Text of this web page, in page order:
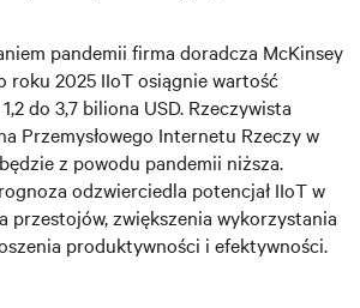
pandemii firma doradcza McKinsey
roku 2025 IIoT osiągnie wartość
do 3,7 biliona USD. Rzeczywista
Przemysłowego Internetu Rzeczy w
z powodu pandemii niższa.
odzwierciedla potencjał IIoT w
przestojów, zwiększenia wykorzystania
produktywności i efektywności.